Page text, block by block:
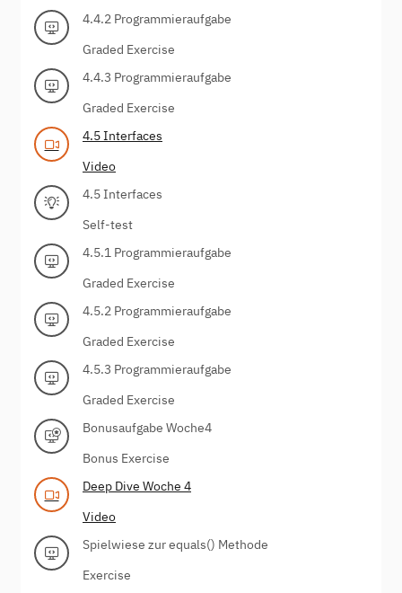
4.4.2 Programmieraufgabe
Graded Exercise
4.4.3 Programmieraufgabe
Graded Exercise
4.5 Interfaces
Video
4.5 Interfaces
Self-test
4.5.1 Programmieraufgabe
Graded Exercise
4.5.2 Programmieraufgabe
Graded Exercise
4.5.3 Programmieraufgabe
Graded Exercise
Bonusaufgabe Woche4
Bonus Exercise
Deep Dive Woche 4
Video
Spielwiese zur equals() Methode
Exercise